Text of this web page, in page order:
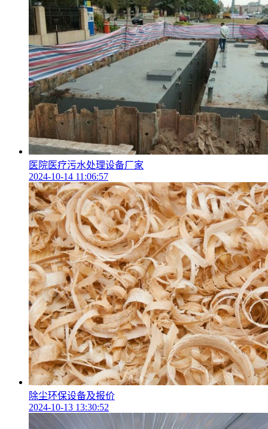
医院医疗污水处理设备厂家
2024-10-14 11:06:57
除尘环保设备及报价
2024-10-13 13:30:52